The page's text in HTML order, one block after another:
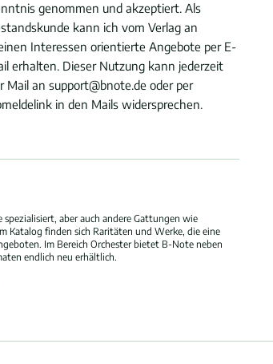
genommen und akzeptiert. Als
kann ich vom Verlag an
Interessen orientierte Angebote per E-
erhalten. Dieser Nutzung kann jederzeit
Mail an support@bnote.de oder per
in den Mails widersprechen.
aber auch andere Gattungen wie
Katalog finden sich Raritäten und Werke, die eine
Im Bereich Orchester bietet B-Note neben
endlich neu erhältlich.